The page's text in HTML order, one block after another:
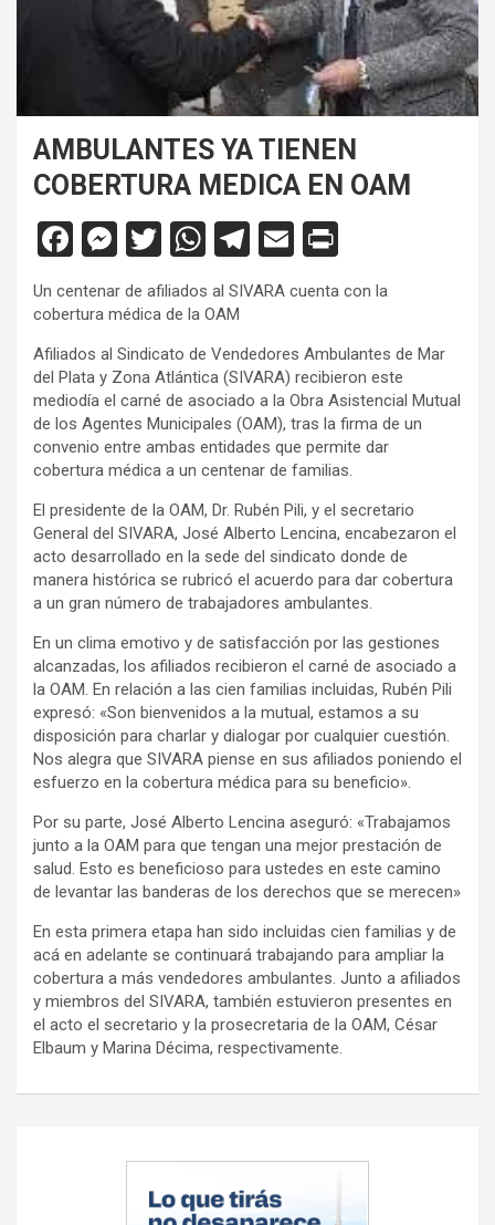
AMBULANTES YA TIENEN
COBERTURA MEDICA EN OAM
F
a
ce
b
o
o
k
M
es
se
n
g
er
T
wi
tt
er
W
h
at
s
A
p
p
T
el
e
gr
a
m
E
ail tF
ri
e
n
dl
y
Un centenar de afiliados al SIVARA cuenta con la
cobertura médica de la OAM
Afiliados al Sindicato de Vendedores Ambulantes de Mar
del Plata y Zona Atlántica (SIVARA) recibieron este
mediodía el carné de asociado a la Obra Asistencial Mutual
de los Agentes Municipales (OAM), tras la firma de un
convenio entre ambas entidades que permite dar
cobertura médica a un centenar de familias.
El presidente de la OAM, Dr. Rubén Pili, y el secretario
General del SIVARA, José Alberto Lencina, encabezaron el
acto desarrollado en la sede del sindicato donde de
manera histórica se rubricó el acuerdo para dar cobertura
a un gran número de trabajadores ambulantes.
En un clima emotivo y de satisfacción por las gestiones
alcanzadas, los afiliados recibieron el carné de asociado a
la OAM. En relación a las cien familias incluidas, Rubén Pili
expresó: «Son bienvenidos a la mutual, estamos a su
disposición para charlar y dialogar por cualquier cuestión.
Nos alegra que SIVARA piense en sus afiliados poniendo el
esfuerzo en la cobertura médica para su beneficio».
Por su parte, José Alberto Lencina aseguró: «Trabajamos
junto a la OAM para que tengan una mejor prestación de
salud. Esto es beneficioso para ustedes en este camino
de levantar las banderas de los derechos que se merecen»
En esta primera etapa han sido incluidas cien familias y de
acá en adelante se continuará trabajando para ampliar la
cobertura a más vendedores ambulantes. Junto a afiliados
y miembros del SIVARA, también estuvieron presentes en
el acto el secretario y la prosecretaria de la OAM, César
Elbaum y Marina Décima, respectivamente.